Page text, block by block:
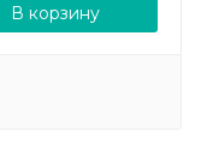
В корзину